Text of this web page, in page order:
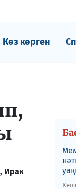
Көз көрген
Ирак